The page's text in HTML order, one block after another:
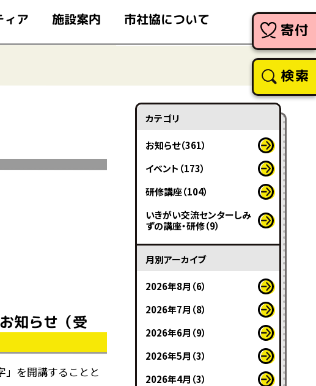
ィア 施設案内 市社協について
寄付
検索
知らせ（受
」を開講することと
カテゴリ
お知らせ（361）
イベント（173）
研修講座（104）
いきがい交流センターしみ
ずの講座・研修（9）
月別アーカイブ
2026年8月（6）
2026年7月（8）
2026年6月（9）
2026年5月（3）
2026年4月（3）